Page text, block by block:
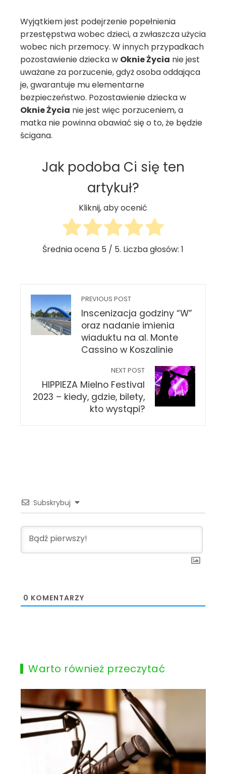
Wyjątkiem jest podejrzenie popełnienia
przestępstwa wobec dzieci, a zwłaszcza użycia
wobec nich przemocy. W innych przypadkach
pozostawienie dziecka w Oknie Życia nie jest
uważane za porzucenie, gdyż osoba oddająca
je, gwarantuje mu elementarne
bezpieczeństwo. Pozostawienie dziecka w
Oknie Życia nie jest więc porzuceniem, a
matka nie powinna obawiać się o to, że będzie
ścigana.
Jak podoba Ci się ten
artykuł?
Kliknij, aby ocenić
Średnia ocena 5 / 5. Liczba głosów: 1
PREVIOUS POST
Inscenizacja godziny “W”
oraz nadanie imienia
wiaduktu na al. Monte
Cassino w Koszalinie
NEXT POST
HIPPIEZA Mielno Festival
2023 – kiedy, gdzie, bilety,
kto wystąpi?
Subskrybuj
0 KOMENTARZY
Warto również przeczytać